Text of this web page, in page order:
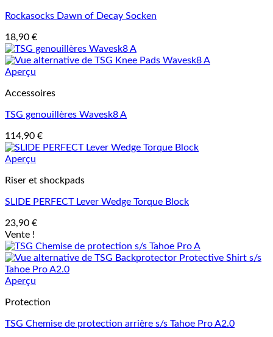
Rockasocks Dawn of Decay Socken
18,90 €
Aperçu
Accessoires
TSG genouillères Wavesk8 A
114,90 €
Aperçu
Riser et shockpads
SLIDE PERFECT Lever Wedge Torque Block
23,90 €
Vente !
Aperçu
Protection
TSG Chemise de protection arrière s/s Tahoe Pro A2.0